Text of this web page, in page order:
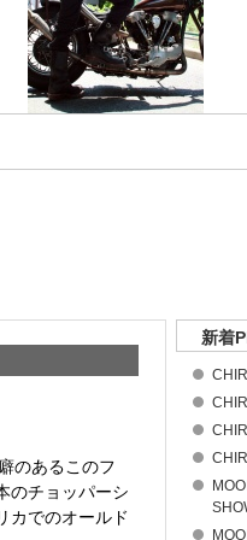
のあるこのフ
のチョッパーシ
カでのオールド
新着